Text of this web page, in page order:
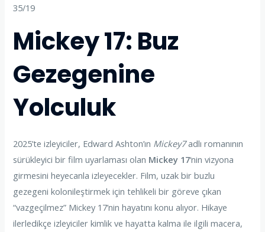
35/19
Mickey 17: Buz
Gezegenine
Yolculuk
2025’te izleyiciler, Edward Ashton’ın Mickey7adlı romanının
sürükleyici bir film uyarlaması olan Mickey 17‘nin vizyona
girmesini heyecanla izleyecekler. Film, uzak bir buzlu
gezegeni kolonileştirmek için tehlikeli bir göreve çıkan
“vazgeçilmez” Mickey 17’nin hayatını konu alıyor. Hikaye
ilerledikçe izleyiciler kimlik ve hayatta kalma ile ilgili macera,